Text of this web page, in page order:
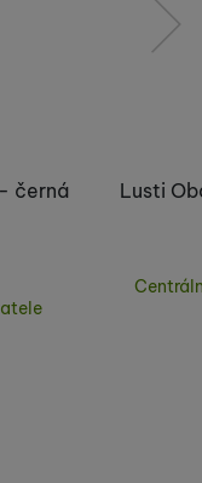
černá Lusti